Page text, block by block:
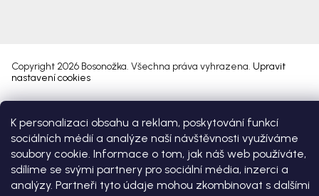
K personalizaci obsahu a reklam, poskytování funkcí
sociálních médií a analýze naší návštěvnosti využíváme
soubory cookie. Informace o tom, jak náš web používáte,
sdílíme se svými partnery pro sociální média, inzerci a
analýzy. Partneři tyto údaje mohou zkombinovat s dalšími
Copyright 2026 Bosonožka. Všechna práva vyhrazena. Upravit
nastavení cookies